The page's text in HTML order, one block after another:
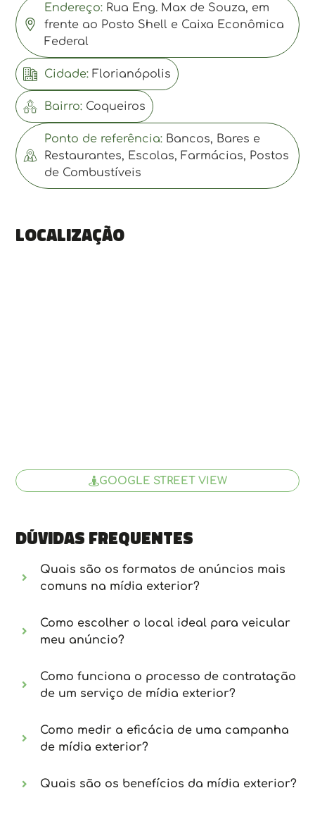
Endereço: Rua Eng. Max de Souza, em
frente ao Posto Shell e Caixa Econômica
Federal
Cidade: Florianópolis
Bairro: Coqueiros
Ponto de referência: Bancos, Bares e
Restaurantes, Escolas, Farmácias, Postos
de Combustíveis
Localização
GOOGLE STREET VIEW
Dúvidas frequentes
Quais são os formatos de anúncios mais
comuns na mídia exterior?
Como escolher o local ideal para veicular
meu anúncio?
Como funciona o processo de contratação
de um serviço de mídia exterior?
Como medir a eficácia de uma campanha
de mídia exterior?
Quais são os benefícios da mídia exterior?